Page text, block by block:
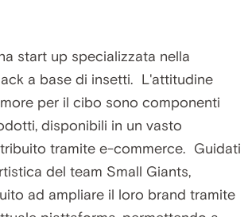
start up specializzata nella
a base di insetti. L'attitudine
per il cibo sono componenti
disponibili in un vasto
tramite e-commerce. Guidati
del team Small Giants,
ad ampliare il loro brand tramite